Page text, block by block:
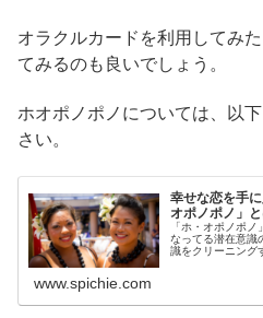
オラクルカードを利用してみ
てみるのも良いでしょう。
ホオポノポノについては、以
さい。
幸せな恋を手
オポノポノ」
「ホ・オポノポ
なってる潜在意識
識をクリーニング
ノ」の効果とや
www.spichie.com